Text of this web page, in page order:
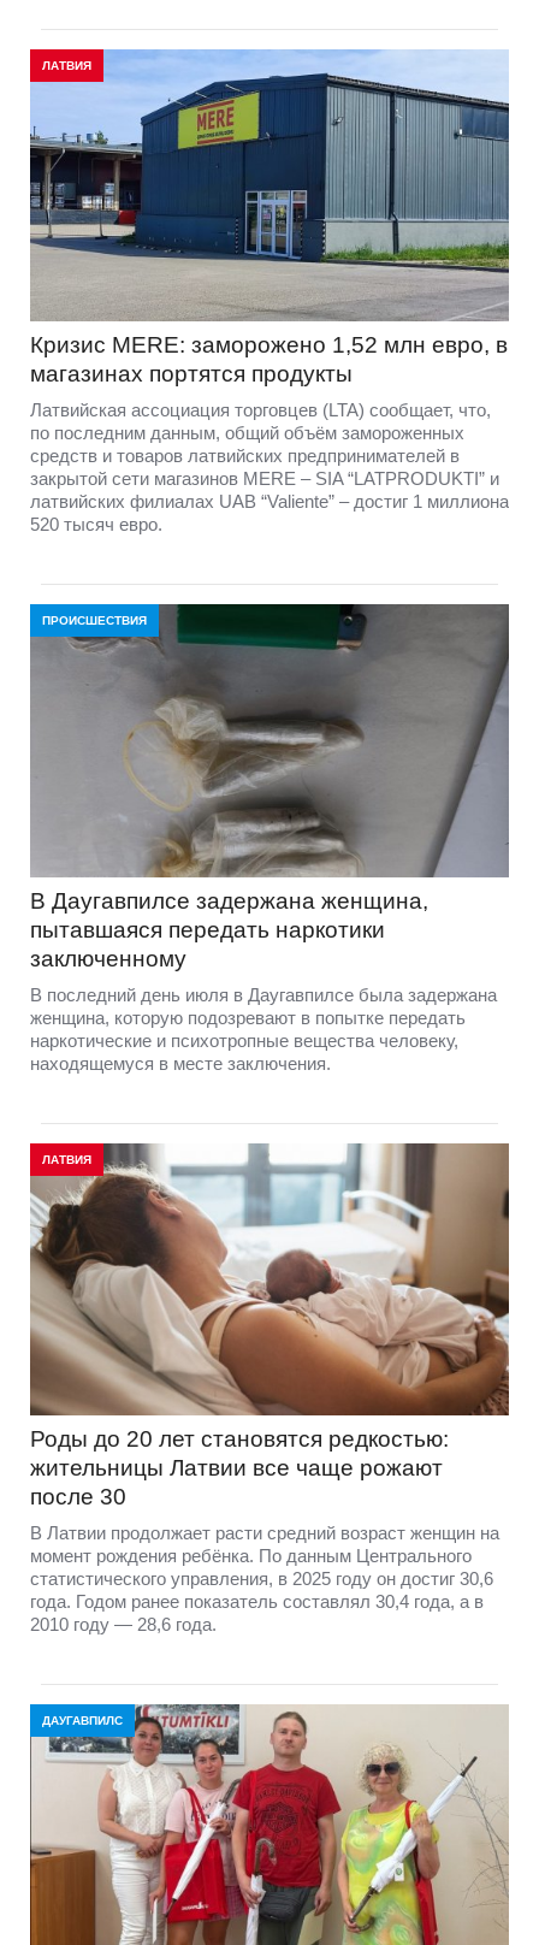
ЛАТВИЯ
Кризис MERE: заморожено 1,52 млн евро, в
магазинах портятся продукты
Латвийская ассоциация торговцев (LTA) сообщает, что,
по последним данным, общий объём замороженных
средств и товаров латвийских предпринимателей в
закрытой сети магазинов MERE – SIA “LATPRODUKTI” и
латвийских филиалах UAB “Valiente” – достиг 1 миллиона
520 тысяч евро.
ПРОИСШЕСТВИЯ
В Даугавпилсе задержана женщина,
пытавшаяся передать наркотики
заключенному
В последний день июля в Даугавпилсе была задержана
женщина, которую подозревают в попытке передать
наркотические и психотропные вещества человеку,
находящемуся в месте заключения.
ЛАТВИЯ
Роды до 20 лет становятся редкостью:
жительницы Латвии все чаще рожают
после 30
В Латвии продолжает расти средний возраст женщин на
момент рождения ребёнка. По данным Центрального
статистического управления, в 2025 году он достиг 30,6
года. Годом ранее показатель составлял 30,4 года, а в
2010 году — 28,6 года.
ДАУГАВПИЛС